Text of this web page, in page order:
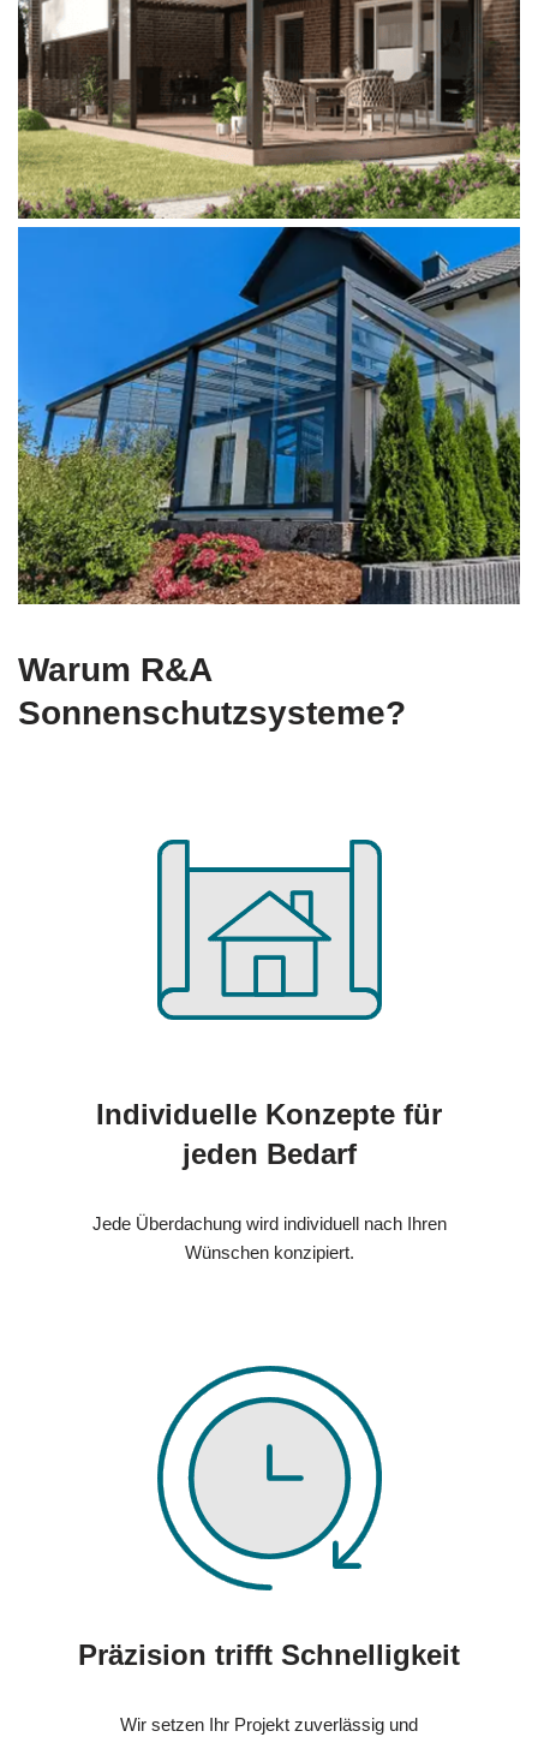
Warum R&A
Sonnenschutzsysteme?
Individuelle Konzepte für
jeden Bedarf
Jede Überdachung wird individuell nach Ihren
Wünschen konzipiert.
Präzision trifft Schnelligkeit
Wir setzen Ihr Projekt zuverlässig und